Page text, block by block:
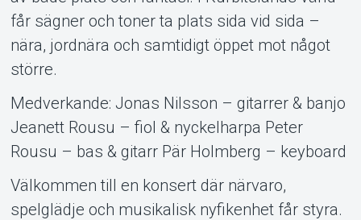
får sägner och toner ta plats sida vid sida –
nära, jordnära och samtidigt öppet mot något
större.
Medverkande: Jonas Nilsson – gitarrer & banjo
Jeanett Rousu – fiol & nyckelharpa Peter
Rousu – bas & gitarr Pär Holmberg – keyboard
Välkommen till en konsert där närvaro,
spelglädje och musikalisk nyfikenhet får styra.